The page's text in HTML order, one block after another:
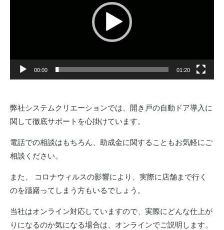
00:00 01:20
弊社システムクリエーションでは、開き戸の自動ドア導入に
関して徹底サポートを心掛けています。
電話での相談はもちろん、助成金に関することもお気軽にご
相談ください。
また、 コロナウィルスの影響により、実際に店舗まで行く
のを躊躇ってしまう方もいるでしょう。
当社はオンライン対応していますので、実際にどんな仕上が
りになるのか気になる場合は、オンラインでご説明します。